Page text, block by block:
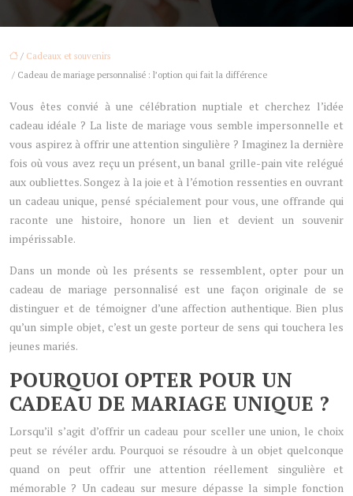
/ Cadeaux et souvenirs
/ Cadeau de mariage personnalisé : l’option qui fait la différence
Vous êtes convié à une célébration nuptiale et cherchez l’idée
cadeau idéale ? La liste de mariage vous semble impersonnelle et
vous aspirez à offrir une attention singulière ? Imaginez la dernière
fois où vous avez reçu un présent, un banal grille-pain vite relégué
aux oubliettes. Songez à la joie et à l’émotion ressenties en ouvrant
un cadeau unique, pensé spécialement pour vous, une offrande qui
raconte une histoire, honore un lien et devient un souvenir
impérissable.
Dans un monde où les présents se ressemblent, opter pour un
cadeau de mariage personnalisé est une façon originale de se
distinguer et de témoigner d’une affection authentique. Bien plus
qu’un simple objet, c’est un geste porteur de sens qui touchera les
jeunes mariés.
POURQUOI OPTER POUR UN
CADEAU DE MARIAGE UNIQUE ?
Lorsqu’il s’agit d’offrir un cadeau pour sceller une union, le choix
peut se révéler ardu. Pourquoi se résoudre à un objet quelconque
quand on peut offrir une attention réellement singulière et
mémorable ? Un cadeau sur mesure dépasse la simple fonction